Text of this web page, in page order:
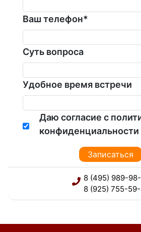
Ваш телефон*
Суть вопроса
Удобное время встречи
Даю согласие с
конфиденциальности
8 (495) 989-
8 (925) 755-59-